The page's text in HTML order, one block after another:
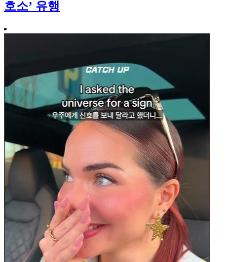
호소’ 유행